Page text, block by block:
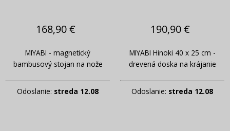
168,90 €
MIYABI - magnetický
bambusový stojan na nože
Odoslanie: streda 12.08
190,90 €
MIYABI Hinoki 40 x 25 cm -
drevená doska na krájanie
Odoslanie: streda 12.08